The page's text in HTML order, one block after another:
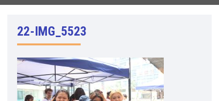
22-IMG_5523